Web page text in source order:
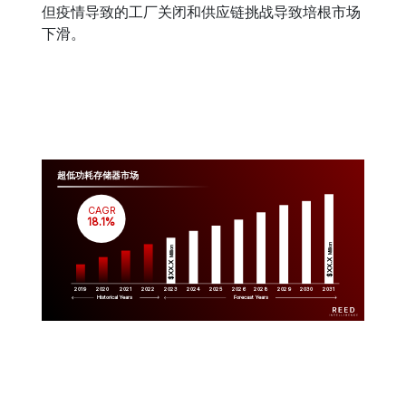
但疫情导致的工厂关闭和供应链挑战导致培根市场
下滑。
超低功耗存储器市场
2019 2020 2021 2022 2023 2024 2025 2026 2028 2029 2030 2031
$XX.X
Million
$XX.X
Million
CAGR
18.1%
Historical Years Forecast Years